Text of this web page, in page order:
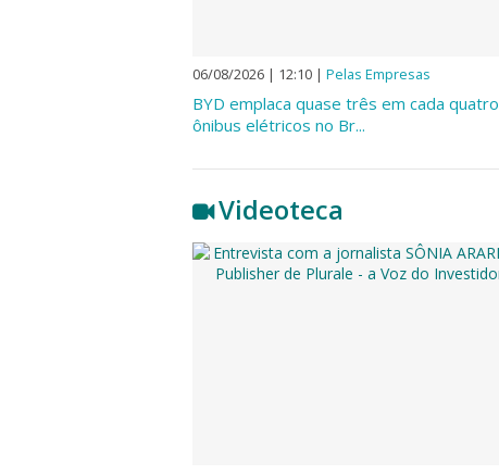
06/08/2026 | 12:10 | Pelas Empresas
BYD emplaca quase três em cada quatro
ônibus elétricos no Br...
Videoteca